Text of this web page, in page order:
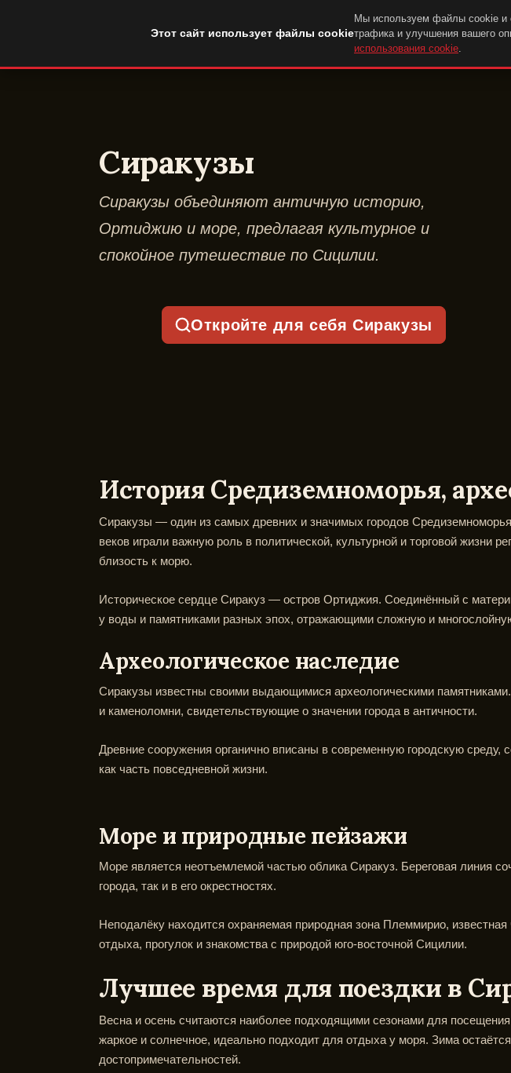
DuckTip.com
Сиракузы
Сиракузы объединяют античную историю,
Ортиджию и море, предлагая культурное и
спокойное путешествие по Сицилии.
Откройте для себя Сиракузы
История Средиземноморья,
Сиракузы — один из самых древних и значимых городов
веков играли важную роль в политической, культурной и торговой жизни
близость к морю.
Историческое сердце Сиракуз — остров Ортиджия. Соединённый с
у воды и памятниками разных эпох, отражающими сложную и
Археологическое наследие
Сиракузы известны своими выдающимися археологическими
и каменоломни, свидетельствующие о значении города в античности.
Древние сооружения органично вписаны в современную городскую
как часть повседневной жизни.
Море и природные пейзажи
Море является неотъемлемой частью облика Сиракуз. Береговая линия
города, так и в его окрестностях.
Неподалёку находится охраняемая природная зона Племмирио,
отдыха, прогулок и знакомства с природой юго-восточной Сицилии.
Лучшее время для поездки в
Весна и осень считаются наиболее подходящими сезонами для
жаркое и солнечное, идеально подходит для отдыха у моря. Зима
достопримечательностей.
Этот сайт использует файлы cookie
Мы используем файлы cookie и
трафика и улучшения вашего
использования cookie.